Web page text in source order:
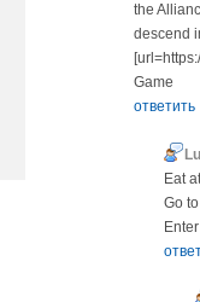
the
descend
Game
ответить
Eat
Go